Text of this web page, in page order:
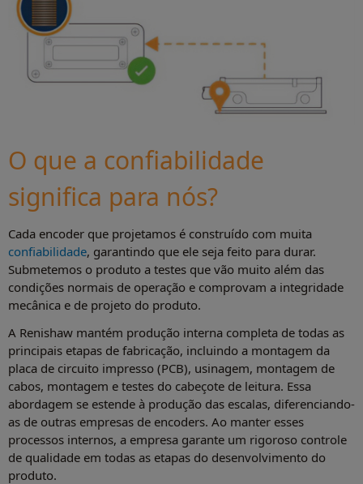
O que a confiabilidade
significa para nós?
Cada encoder que projetamos é construído com muita
confiabilidade, garantindo que ele seja feito para durar.
Submetemos o produto a testes que vão muito além das
condições normais de operação e comprovam a integridade
mecânica e de projeto do produto.
A Renishaw mantém produção interna completa de todas as
principais etapas de fabricação, incluindo a montagem da
placa de circuito impresso (PCB), usinagem, montagem de
cabos, montagem e testes do cabeçote de leitura. Essa
abordagem se estende à produção das escalas, diferenciando-
as de outras empresas de encoders. Ao manter esses
processos internos, a empresa garante um rigoroso controle
de qualidade em todas as etapas do desenvolvimento do
produto.